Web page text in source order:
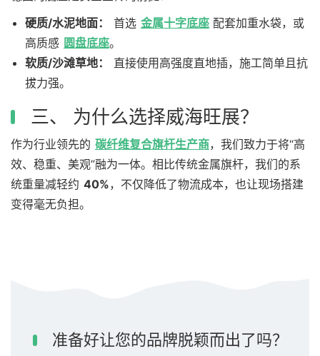
硬质/水泥地面：
首选 金属十字底座配套加重水袋，或
高质感 圆盘底座。
软质/沙滩草地：
直接使用高强度直地插，施工简单且抗
拔力强。
三、 为什么选择威海旺展？
作为行业领先的 碳纤维复合旗杆生产商，我们致力于将“高
效、稳重、美观”融为一体。相比传统金属旗杆，我们的系
统重量减轻约 40%，不仅降低了物流成本，也让现场搭建
变得毫无负担。
准备好让您的品牌脱颖而出了吗？